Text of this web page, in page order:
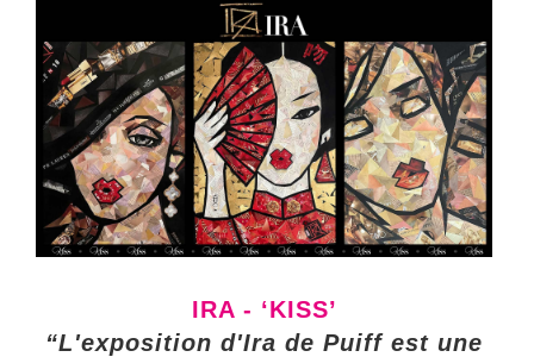
IRA - ‘KISS’
“L'exposition d'Ira de Puiff est une